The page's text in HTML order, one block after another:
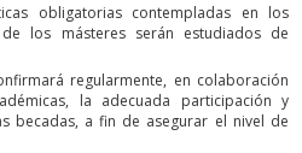
obligatorias contempladas en los
los másteres serán estudiados de
regularmente, en colaboración
la adecuada participación y
becadas, a fin de asegurar el nivel de